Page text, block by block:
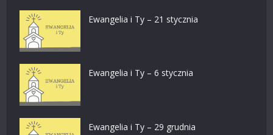
Ewangelia i Ty – 21 stycznia
Ewangelia i Ty – 6 stycznia
Ewangelia i Ty – 29 grudnia